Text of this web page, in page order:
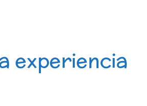
experiencia